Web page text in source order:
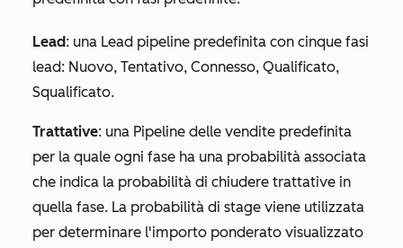
Lead: una Lead pipeline predefinita con cinque fasi
lead: Nuovo, Tentativo, Connesso, Qualificato,
Squalificato.
Trattative: una Pipeline delle vendite predefinita
per la quale ogni fase ha una probabilità associata
che indica la probabilità di chiudere trattative in
quella fase. La probabilità di stage viene utilizzata
per determinare l'importo ponderato visualizzato